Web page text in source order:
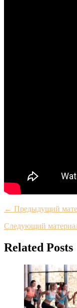
← Предыдущий
Следующий
Related Posts